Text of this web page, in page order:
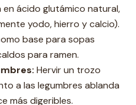
ácido glutámico natural,
yodo, hierro y calcio).
base para sopas
para ramen.
Hervir un trozo
a las legumbres ablanda
más digeribles.